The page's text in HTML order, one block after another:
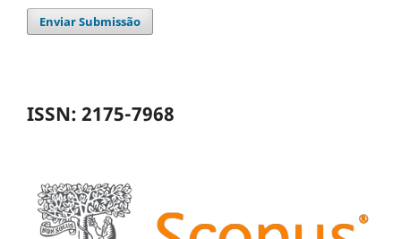
Enviar Submissão
ISSN: 2175-7968